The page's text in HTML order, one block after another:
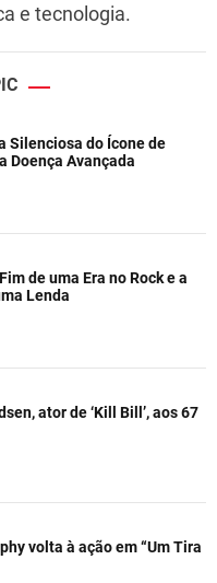
e tecnologia.
Silenciosa do Ícone de
Doença Avançada
de uma Era no Rock e a
Lenda
ator de ‘Kill Bill’, aos 67
volta à ação em “Um Tira